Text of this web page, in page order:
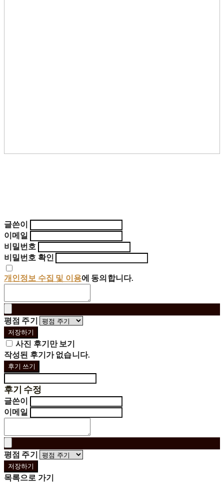
글쓴이
이메일
비밀번호
비밀번호 확인
개인정보 수집 및 이용에 동의합니다.
평점 주기
저장하기
사진 후기만 보기
작성된 후기가 없습니다.
후기 쓰기
후기 수정
글쓴이
이메일
평점 주기
저장하기
목록으로 가기